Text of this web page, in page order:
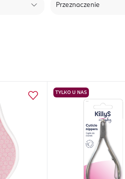
Przeznaczenie
TYLKO U NAS